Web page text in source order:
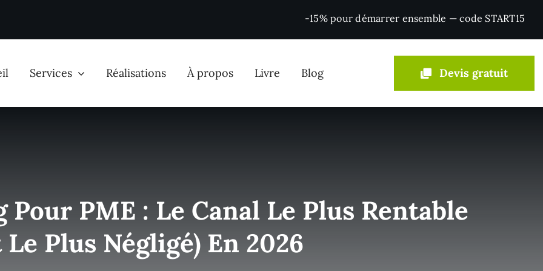
-15% pour démarrer ensemble — code START15
Services
naturel SEO
payant SEA
Gestion réseaux sociaux
Montage vidéo
Agents IA & automatisation
Réalisations À propos Livre Blog Devis gratuit
PME : Le Canal Le Plus Rentable
Plus Négligé) En 2026